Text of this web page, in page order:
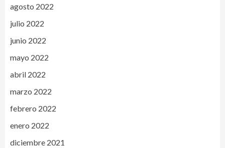
agosto 2022
julio 2022
junio 2022
mayo 2022
abril 2022
marzo 2022
febrero 2022
enero 2022
diciembre 2021